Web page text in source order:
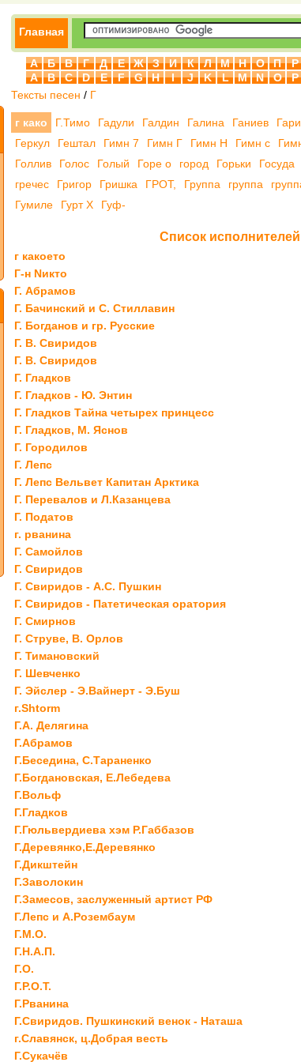
Главная
А Б В Г Д Е Ж З И К Л М Н О П Р
A
B C D E F G H I J K L M N O P
Тексты песен / Г
г како Г.Тимо Гадули Галдин Галина Ганиев
Геркул
Гештал Гимн 7 Гимн Г Гимн Н Гимн с
Голлив
Голос Голый Горе о город Горьки Госуда
гречес
Григор Гришка ГРОТ, Группа группа
Гумиле
Гурт Х Гуф-
Список
г какоето
Г-н Nикто
Г. Абрамов
Г. Бачинский и С. Стиллавин
Г. Богданов и гр. Русские
Г. В. Свиридов
Г. В. Свиридов
Г. Гладков
Г. Гладков - Ю. Энтин
Г. Гладков Тайна четырех принцесс
Г. Гладков, М. Яснов
Г. Городилов
Г. Лепс
Г. Лепс Вельвет Капитан Арктика
Г. Перевалов и Л.Казанцева
Г. Податов
г. рванина
Г. Самойлов
Г. Свиридов
Г. Свиридов - А.С. Пушкин
Г. Свиридов - Патетическая оратория
Г. Смирнов
Г. Струве, В. Орлов
Г. Тимановский
Г. Шевченко
Г. Эйслер - Э.Вайнерт - Э.Буш
г.Shtorm
Г.А. Делягина
Г.Абрамов
Г.Беседина, С.Тараненко
Г.Богдановская, Е.Лебедева
Г.Вольф
Г.Гладков
Г.Гюльвердиева хэм Р.Габбазов
Г.Деревянко,Е.Деревянко
Г.Дикштейн
Г.Заволокин
Г.Замесов, заслуженный артист РФ
Г.Лепс и А.Розембаум
Г.М.О.
Г.Н.А.П.
Г.О.
Г.Р.О.Т.
Г.Рванина
Г.Свиридов. Пушкинский венок - Наташа
г.Славянск, ц.Добрая весть
Г.Сукачёв